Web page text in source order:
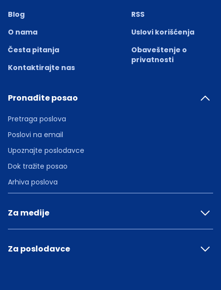
Blog
O nama
Česta pitanja
Kontaktirajte nas
RSS
Uslovi korišćenja
Obaveštenje o
privatnosti
Pronađite posao
Pretraga poslova
Poslovi na email
Upoznajte poslodavce
Dok tražite posao
Arhiva poslova
Za medije
Za poslodavce